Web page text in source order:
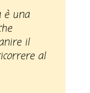
è una
il
al